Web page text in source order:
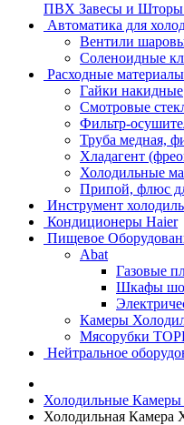
ПВХ Завесы и Шторы
Автоматика для
Вентили
Соленоидные
Расходные материалы
Гайки накидные
Смотровые
Фильтр-
Труба медная,
Хладагент
Холодильные
Припой, флюс
Инструмент
Кондиционеры Haier
Пищевое
Abat
Газовые
Шкафы
Камеры
Мясорубки
Нейтральное
Холодильные
Холодильная Камера